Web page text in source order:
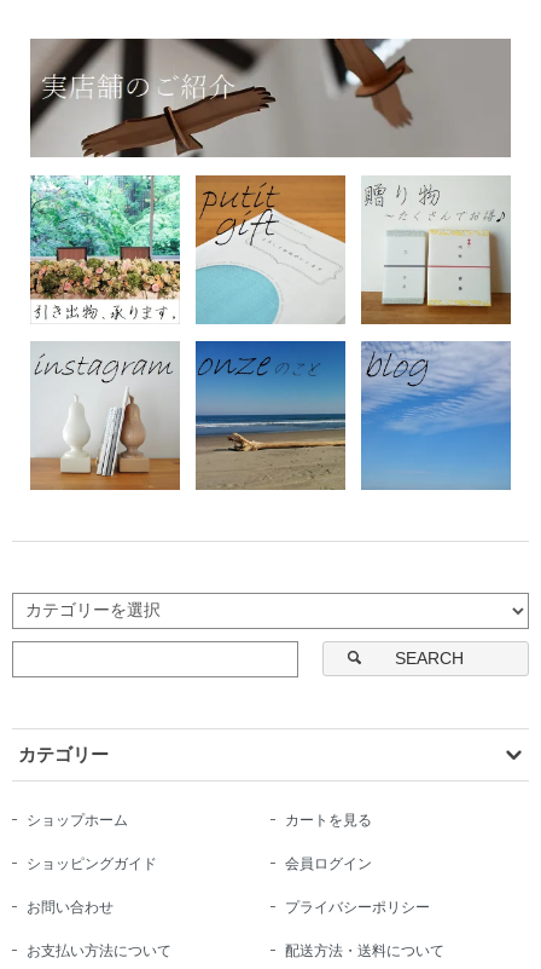
SEARCH
カテゴリー
ショップホーム カートを見る
ショッピングガイド 会員ログイン
お問い合わせ プライバシーポリシー
お支払い方法について 配送方法・送料について